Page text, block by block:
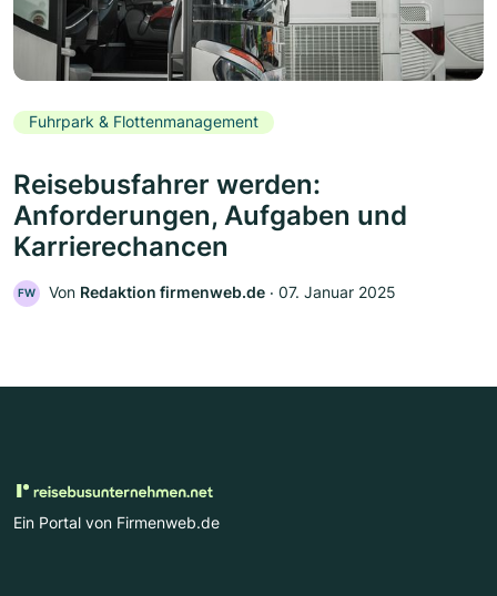
Fuhrpark & Flottenmanagement
Reisebusfahrer werden:
Anforderungen, Aufgaben und
Karrierechancen
FW Von Redaktion firmenweb.de ‧ 07. Januar 2025
Ein Portal von Firmenweb.de